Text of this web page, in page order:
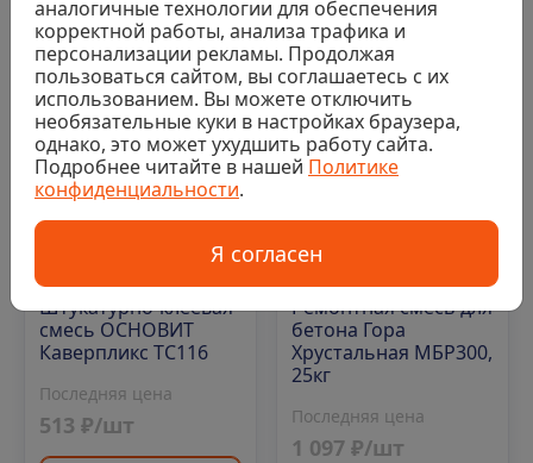
Штукатурно-клеевая
смесь ОСНОВИТ
Каверпликс TC116
Последняя цена
513 ₽/шт
Ремонтная смесь для
бетона Гора
Хрустальная МБР300,
25кг
Последняя цена
1 097 ₽/шт
аналогичные технологии для обеспечения
корректной работы, анализа трафика и
персонализации рекламы. Продолжая
пользоваться сайтом, вы соглашаетесь с их
использованием. Вы можете отключить
необязательные куки в настройках браузера,
однако, это может ухудшить работу сайта.
Подробнее читайте в нашей Политике
конфиденциальности.
Я согласен